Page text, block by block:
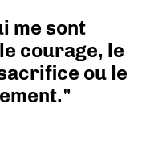
me sont
courage, le
ou le